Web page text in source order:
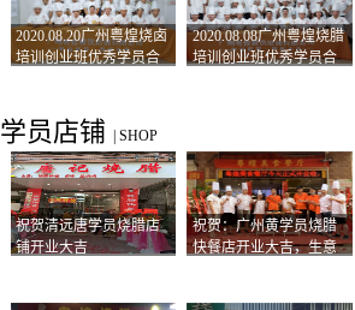
2020.08.20广州粤煌烧卤
培训创业班优秀学员合
2020.08.08广州粤煌烧腊
培训创业班优秀学员合
学员店铺 SHOP
祝贺清远唐学员烧腊店
铺开业大吉
祝贺：广州黄学员烧腊
快餐店开业大吉，生意